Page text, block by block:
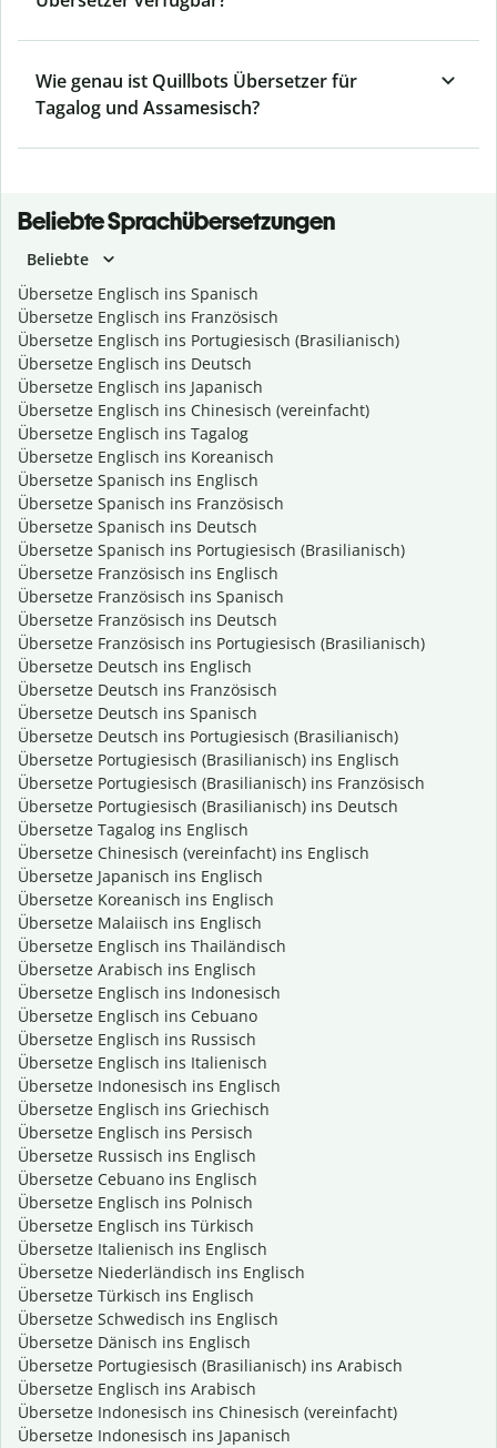
Wie genau ist Quillbots Übersetzer für
Tagalog und Assamesisch?
Beliebte Sprachübersetzungen
Beliebte
Übersetze Englisch ins Spanisch
Übersetze Englisch ins Französisch
Übersetze Englisch ins Portugiesisch (Brasilianisch)
Übersetze Englisch ins Deutsch
Übersetze Englisch ins Japanisch
Übersetze Englisch ins Chinesisch (vereinfacht)
Übersetze Englisch ins Tagalog
Übersetze Englisch ins Koreanisch
Übersetze Spanisch ins Englisch
Übersetze Spanisch ins Französisch
Übersetze Spanisch ins Deutsch
Übersetze Spanisch ins Portugiesisch (Brasilianisch)
Übersetze Französisch ins Englisch
Übersetze Französisch ins Spanisch
Übersetze Französisch ins Deutsch
Übersetze Französisch ins Portugiesisch (Brasilianisch)
Übersetze Deutsch ins Englisch
Übersetze Deutsch ins Französisch
Übersetze Deutsch ins Spanisch
Übersetze Deutsch ins Portugiesisch (Brasilianisch)
Übersetze Portugiesisch (Brasilianisch) ins Englisch
Übersetze Portugiesisch (Brasilianisch) ins Französisch
Übersetze Portugiesisch (Brasilianisch) ins Deutsch
Übersetze Tagalog ins Englisch
Übersetze Chinesisch (vereinfacht) ins Englisch
Übersetze Japanisch ins Englisch
Übersetze Koreanisch ins Englisch
Übersetze Malaiisch ins Englisch
Übersetze Englisch ins Thailändisch
Übersetze Arabisch ins Englisch
Übersetze Englisch ins Indonesisch
Übersetze Englisch ins Cebuano
Übersetze Englisch ins Russisch
Übersetze Englisch ins Italienisch
Übersetze Indonesisch ins Englisch
Übersetze Englisch ins Griechisch
Übersetze Englisch ins Persisch
Übersetze Russisch ins Englisch
Übersetze Cebuano ins Englisch
Übersetze Englisch ins Polnisch
Übersetze Englisch ins Türkisch
Übersetze Italienisch ins Englisch
Übersetze Niederländisch ins Englisch
Übersetze Türkisch ins Englisch
Übersetze Schwedisch ins Englisch
Übersetze Dänisch ins Englisch
Übersetze Portugiesisch (Brasilianisch) ins Arabisch
Übersetze Englisch ins Arabisch
Übersetze Indonesisch ins Chinesisch (vereinfacht)
Übersetze Indonesisch ins Japanisch